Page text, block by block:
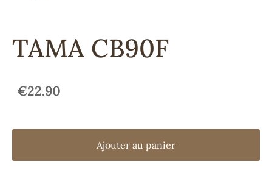
TAMA CB90F
€22.90
Ajouter au panier